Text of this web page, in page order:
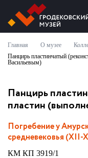
Главная О музее
Панцирь пластинчатый
Васильевым)
Панцирь
пластин
Погребение у
средневековья (XII-
КМ КП 3919/1
О МУЗЕЕ
СОБЫТИЯ И
ВИЗИТ
МУЗЕЙ ОНЛАЙН